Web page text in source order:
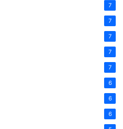
7
7
7
7
7
6
6
6